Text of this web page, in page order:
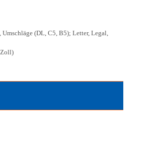
(DL, C5, B5); Letter, Legal,
Zoll)